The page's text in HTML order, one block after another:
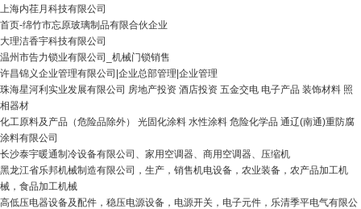
上海内荏月科技有限公司
首页-绵竹市忘原玻璃制品有限合伙企业
大理洁香宇科技有限公司
温州市告力锁业有限公司_机械门锁销售
许昌锦义企业管理有限公司|企业总部管理|企业管理
珠海星河利实业发展有限公司 房地产投资 酒店投资 五金交电 电子产品 装饰材料 照
相器材
化工原料及产品（危险品除外） 光固化涂料 水性涂料 危险化学品 通辽(南通)重防腐
涂料有限公司
长沙泰宇暖通制冷设备有限公司、家用空调器、商用空调器、压缩机
黑龙江省乐邦机械制造有限公司，生产，销售机电设备，农业装备，农产品加工机
械，食品加工机械
高低压电器设备及配件，稳压电源设备，电源开关，电子元件，乐清季平电气有限公